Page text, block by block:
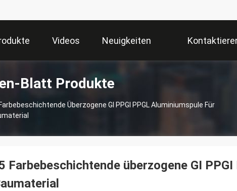
Videos Neuigkeiten
Blatt Produkte
Überzogene GI PPGI PPGL Aluminiumspule Für
überzogene GI PPGI